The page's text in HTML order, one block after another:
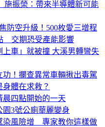
振榮：帶來半導體新可能
防空升級！500枚愛三增程
交期恐受產能影響
上車」就被撞 大溪男轉彎失
！攔查異常車輛揪出毒駕
體在求救？
晨四點開始的一天
3號公廁華麗變身
染風險增 專家教你這樣做